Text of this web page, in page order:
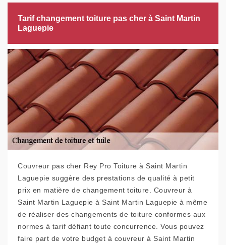
Tarif changement toiture pas cher à Saint Martin
Laguepie
Couvreur pas cher Rey Pro Toiture à Saint Martin
Laguepie suggère des prestations de qualité à petit
prix en matière de changement toiture. Couvreur à
Saint Martin Laguepie à Saint Martin Laguepie à même
de réaliser des changements de toiture conformes aux
normes à tarif défiant toute concurrence. Vous pouvez
faire part de votre budget à couvreur à Saint Martin